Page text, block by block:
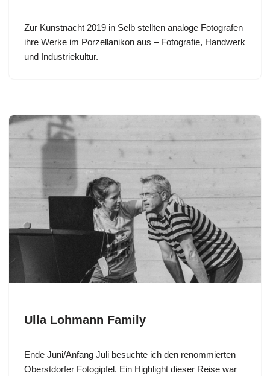
Zur Kunstnacht 2019 in Selb stellten analoge Fotografen
ihre Werke im Porzellanikon aus – Fotografie, Handwerk
und Industriekultur.
Ulla Lohmann Family
Ende Juni/Anfang Juli besuchte ich den renommierten
Oberstdorfer Fotogipfel. Ein Highlight dieser Reise war